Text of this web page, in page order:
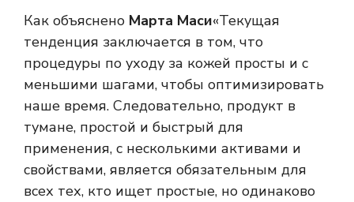
Как объяснено Марта Маси«Текущая
тенденция заключается в том, что
процедуры по уходу за кожей просты и с
меньшими шагами, чтобы оптимизировать
наше время. Следовательно, продукт в
тумане, простой и быстрый для
применения, с несколькими активами и
свойствами, является обязательным для
всех тех, кто ищет простые, но одинаково